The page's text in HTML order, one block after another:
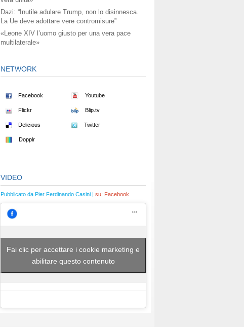
Dazi: “Inutile adulare Trump, non lo disinnesca.
La Ue deve adottare vere contromisure”
«Leone XIV l’uomo giusto per una vera pace
multilaterale»
NETWORK
Facebook Youtube
Flickr Blip.tv
Delicious Twitter
Dopplr
VIDEO
Pubblicato da Pier Ferdinando Casini | su: Facebook
Fai clic per accettare i cookie marketing e
abilitare questo contenuto